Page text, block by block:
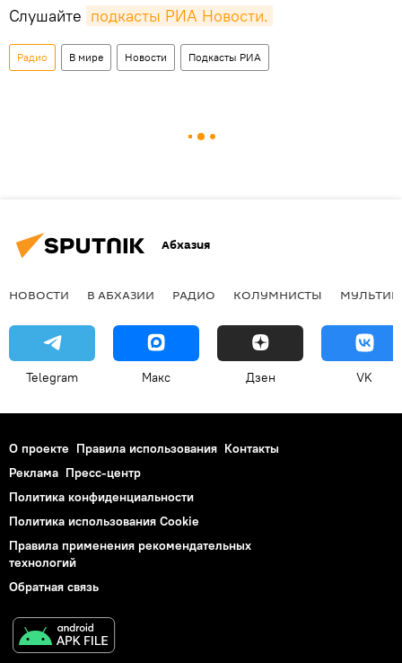
Слушайте подкасты РИА Новости.
Радио В мире Новости Подкасты РИА
Абхазия
НОВОСТИ В АБХАЗИИ РАДИО КОЛУМНИСТЫ
Telegram Макс Дзен VK
О проекте Правила использования Контакты
Реклама Пресс-центр
Политика конфиденциальности
Политика использования Cookie
Правила применения рекомендательных
технологий
Обратная связь